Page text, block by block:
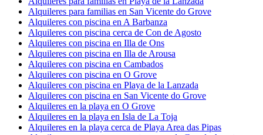
Alquileres para familias en San Vicente do Grove
Alquileres con piscina en A Barbanza
Alquileres con piscina cerca de Con de Agosto
Alquileres con piscina en Illa de Ons
Alquileres con piscina en Illa de Arousa
Alquileres con piscina en Cambados
Alquileres con piscina en O Grove
Alquileres con piscina en Playa de la Lanzada
Alquileres con piscina en San Vicente do Grove
Alquileres en la playa en O Grove
Alquileres en la playa en Isla de La Toja
Alquileres en la playa cerca de Playa Area das Pipas